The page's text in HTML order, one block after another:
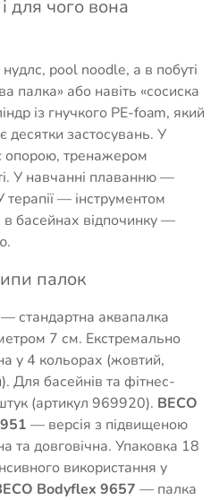
для чого вона
pool noodle, а в побуті
палка» або навіть «сосиска
із гнучкого PE-foam, який
десятки застосувань. У
опорою, тренажером
У навчанні плаванню —
— інструментом
в басейнах відпочинку —
палок
— стандартна аквапалка
7 см. Екстремально
у 4 кольорах (жовтий,
Для басейнів та фітнес-
(артикул 969920). BECO
— версія з підвищеною
та довговічна. Упаковка 18
використання у
Bodyflex 9657 — палка